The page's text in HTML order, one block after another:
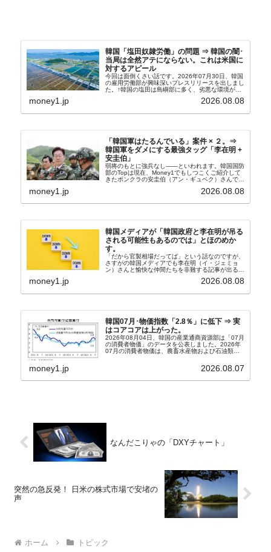
韓国「塩田奴隷労働」の問題 ⇒ 韓国の闇･
当局は全然アテにならない。これは米国に
対するアピール
今回は面倒くさい話です。2026年07月30日、韓国
の雇用労働部が興味深いプレスリリースを出しまし
た。↑韓国の塩田は島嶼部に多く、劣悪な環境が一
たといわれます（後述）。これは、いわゆる「塩田
money1.jp 2026.08.08
「韓国軍はたるんでいる」案件 × ２。⇒
韓国軍をダメにする最強タッグ「李在明 +
安圭伯」
弱将のもとに強兵なし――といわれます。韓国国防
部のTopは現在、Money1でもしつこくご紹介して
きたボンクラの安圭伯（アン・ギュベク）さんで
さんと「韓国初の文官上がり」の国防部長官安圭伯
money1.jp 2026.08.08
韓国メディアが「韓国政府と李在明が吊る
される可能性もあるのでは」とほのめか
す。
「だから官製相場だってば」という話なのですが、
さすがの韓国メディアでも李在明（イ・ジェミョ
ン）さんと愉快な仲間たちを非難する記事が出るよ
『朝鮮日報』に面白い記事が出ています。「東西南
money1.jp 2026.08.08
韓国07月･物価指数「2.8％」に低下 ⇒ 実
はコアコアは上がった。
2026年08月04日、韓国の産業通商資源部は「07月
の消費者物価」のデータを公表しました。2026年
07月の消費者物価は、農畜水産物および石油類の
2.8％上昇（06月は3.2％）となり、上昇率は前...
money1.jp 2026.08.07
なんだこりゃの「DXYチャート」
突然の急反発！ 日米の株式市場で安堵の
声
ホーム トピック